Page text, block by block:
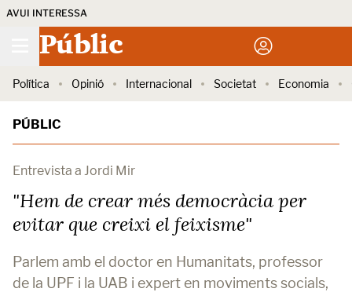
AVUI INTERESSA
Públic
Política Opinió Internacional Societat Economia
PÚBLIC
Entrevista a Jordi Mir
"Hem de crear més democràcia per
evitar que creixi el feixisme"
Parlem amb el doctor en Humanitats, professor
de la UPF i la UAB i expert en moviments socials,